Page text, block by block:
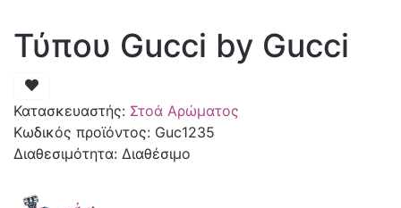
Τύπου Gucci by Gucci
Κατασκευαστής: Στοά Αρώματος
Κωδικός προϊόντος: Guc1235
Διαθεσιμότητα: Διαθέσιμο